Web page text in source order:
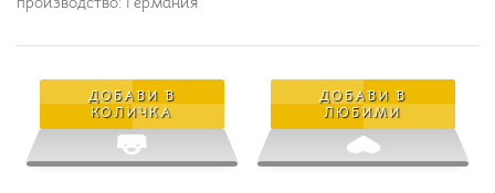
ДОБАВИ В
КОЛИЧКА
ДОБАВИ В
ЛЮБИМИ